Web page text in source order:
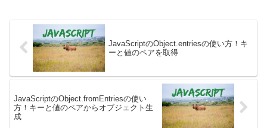
JavaScriptのObject.entriesの使い方！キ
ーと値のペアを取得
JavaScriptのObject.fromEntriesの使い
方！キーと値のペアからオブジェクト生
成